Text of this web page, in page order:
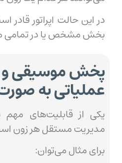
در این حالت اپراتور قادر
بخش مشخص یا در
پخش موسیقی و
عملیاتی به
یکی از قابلیت‌های
مدیریت مستقل هر زون
برای مثال می‌توان: